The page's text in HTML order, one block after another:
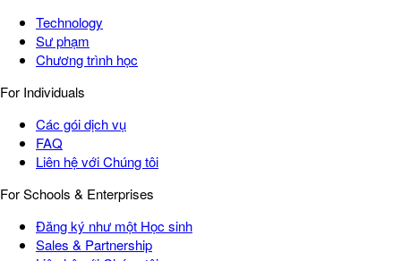
Technology
Sư phạm
Chương trình học
For Individuals
Các gói dịch vụ
FAQ
Liên hệ với Chúng tôi
For Schools & Enterprises
Đăng ký như một Học sinh
Sales & Partnership